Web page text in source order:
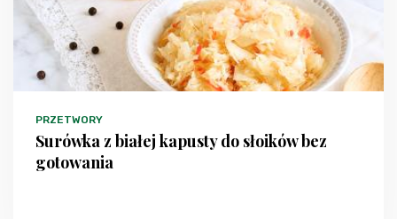
PRZETWORY
Surówka z białej kapusty do słoików bez
gotowania